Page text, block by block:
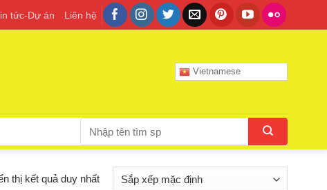
tức-Dự án Liên hệ
Vietnamese
kiếm:
thị kết quả duy nhất